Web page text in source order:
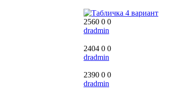
2560 0 0
dradmin
2404 0 0
dradmin
2390 0 0
dradmin